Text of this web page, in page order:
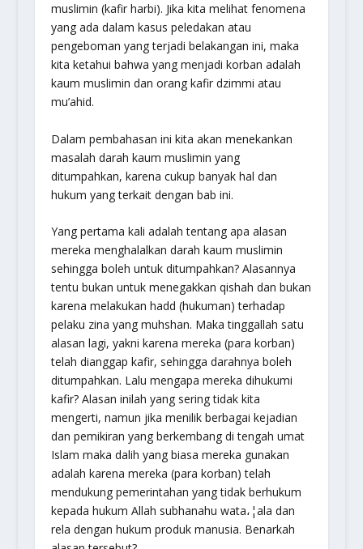
muslimin (kafir harbi). Jika kita melihat fenomena
yang ada dalam kasus peledakan atau
pengeboman yang terjadi belakangan ini, maka
kita ketahui bahwa yang menjadi korban adalah
kaum muslimin dan orang kafir dzimmi atau
mu’ahid.
Dalam pembahasan ini kita akan menekankan
masalah darah kaum muslimin yang
ditumpahkan, karena cukup banyak hal dan
hukum yang terkait dengan bab ini.
Yang pertama kali adalah tentang apa alasan
mereka menghalalkan darah kaum muslimin
sehingga boleh untuk ditumpahkan? Alasannya
tentu bukan untuk menegakkan qishah dan bukan
karena melakukan hadd (hukuman) terhadap
pelaku zina yang muhshan. Maka tinggallah satu
alasan lagi, yakni karena mereka (para korban)
telah dianggap kafir, sehingga darahnya boleh
ditumpahkan. Lalu mengapa mereka dihukumi
kafir? Alasan inilah yang sering tidak kita
mengerti, namun jika menilik berbagai kejadian
dan pemikiran yang berkembang di tengah umat
Islam maka dalih yang biasa mereka gunakan
adalah karena mereka (para korban) telah
mendukung pemerintahan yang tidak berhukum
kepada hukum Allah subhanahu wata،¦ala dan
rela dengan hukum produk manusia. Benarkah